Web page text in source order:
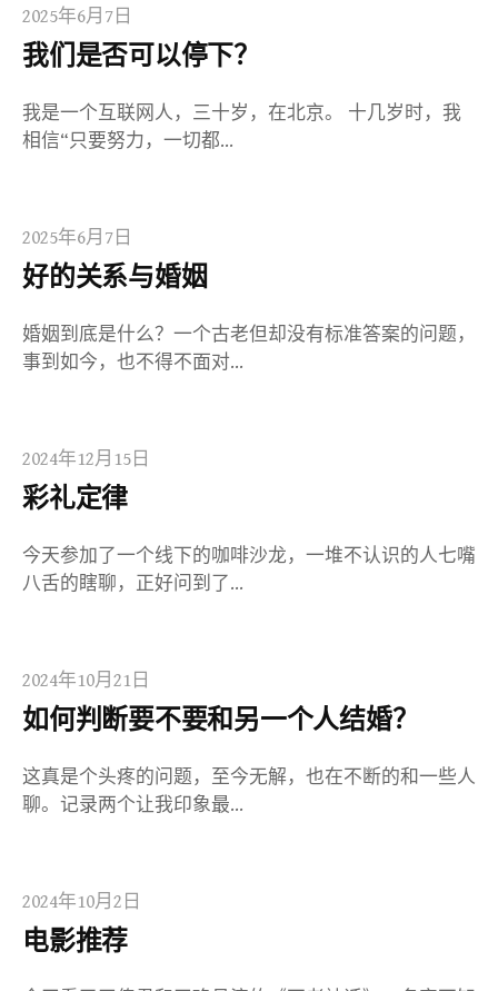
2025年6月7日
我们是否可以停下？
我是一个互联网人，三十岁，在北京。 十几岁时，我
相信“只要努力，一切都…
2025年6月7日
好的关系与婚姻
婚姻到底是什么？一个古老但却没有标准答案的问题，
事到如今，也不得不面对…
2024年12月15日
彩礼定律
今天参加了一个线下的咖啡沙龙，一堆不认识的人七嘴
八舌的瞎聊，正好问到了…
2024年10月21日
如何判断要不要和另一个人结婚？
这真是个头疼的问题，至今无解，也在不断的和一些人
聊。记录两个让我印象最…
2024年10月2日
电影推荐